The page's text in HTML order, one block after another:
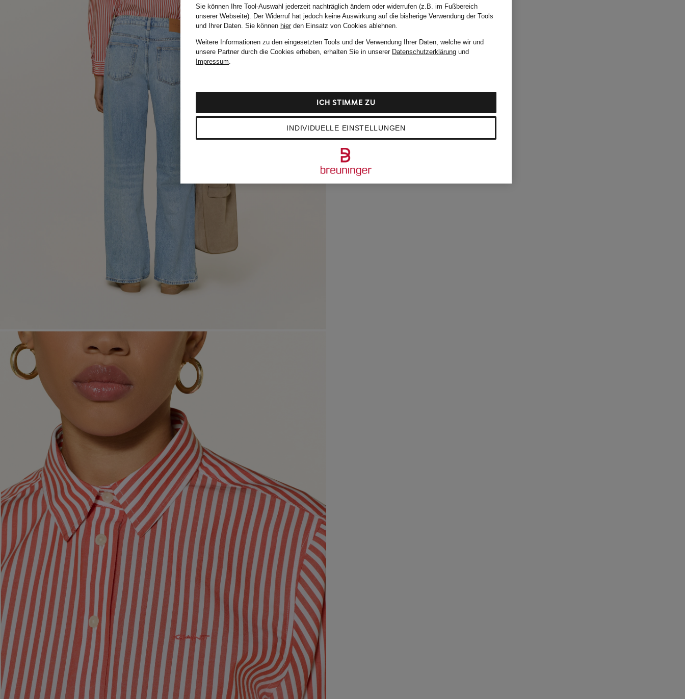
Sie können Ihre Tool-Auswahl jederzeit nachträglich ändern oder widerrufen (z.B. im Fußbereich
unserer Webseite). Der Widerruf hat jedoch keine Auswirkung auf die bisherige Verwendung der Tools
und Ihrer Daten. Sie können hierden Einsatz von Cookies ablehnen.
Weitere Informationen zu den eingesetzten Tools und der Verwendung Ihrer Daten, welche wir und
unsere Partner durch die Cookies erheben, erhalten Sie in unserer Datenschutzerklärung und
Impressum.
INDIVIDUELLE EINSTELLUNGEN
ICH STIMME ZU